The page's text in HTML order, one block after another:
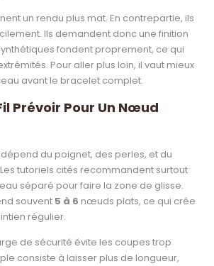
un rendu plus mat. En contrepartie, ils
Ils demandent donc une finition
fondent proprement, ce qui
Pour aller plus loin, il vaut mieux
avant le bracelet complet.
Prévoir Pour Un Nœud
dépend du poignet, des perles, et du
tutoriels cités recommandent surtout
séparé pour faire la zone de glisse.
souvent 5 à 6 nœuds plats, ce qui crée
régulier.
de sécurité évite les coupes trop
consiste à laisser plus de longueur,